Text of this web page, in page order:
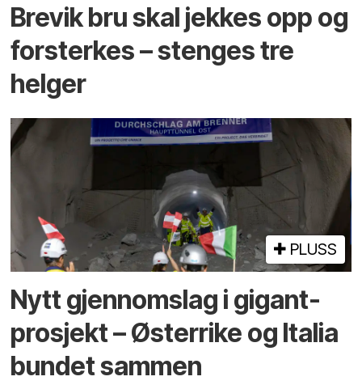
Brevik bru skal jekkes opp og
forsterkes – stenges tre
helger
PLUSS
Nytt gjennomslag i gigant­
prosjekt – Østerrike og Italia
bundet sammen